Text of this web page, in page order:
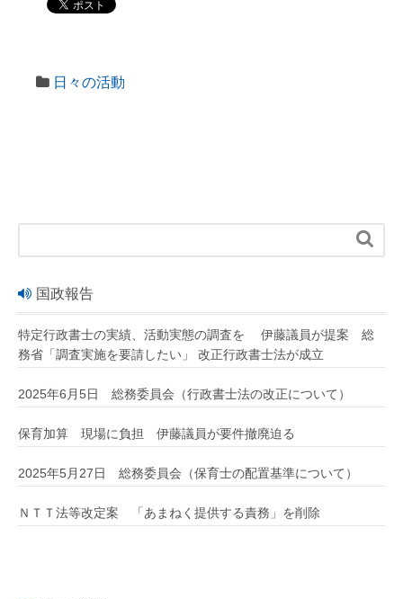
日々の活動

国政報告
特定行政書士の実績、活動実態の調査を 伊藤議員が提案 総
務省「調査実施を要請したい」 改正行政書士法が成立
2025年6月5日 総務委員会（行政書士法の改正について）
保育加算 現場に負担 伊藤議員が要件撤廃迫る
2025年5月27日 総務委員会（保育士の配置基準について）
ＮＴＴ法等改定案 「あまねく提供する責務」を削除